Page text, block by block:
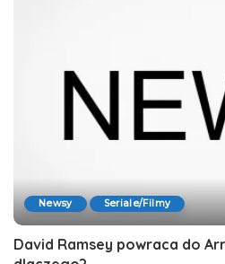
Newsy Seriale/Filmy
David Ramsey powraca do